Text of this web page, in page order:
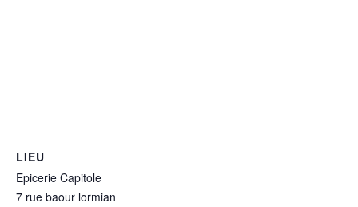
LIEU
Epicerie Capitole
7 rue baour lormian